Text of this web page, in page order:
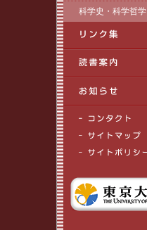
科学史・科学哲学